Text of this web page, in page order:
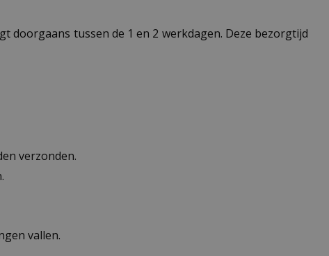
doorgaans tussen de 1 en 2 werkdagen. Deze bezorgtijd
verzonden.
vallen.